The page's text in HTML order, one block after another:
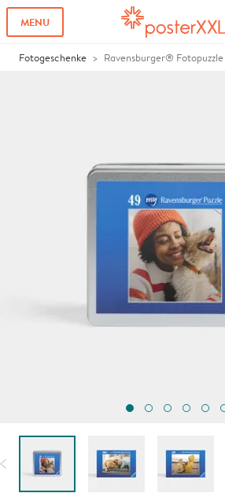
MENU
Fotogeschenke Ravensburger®️ Fotopuzzle